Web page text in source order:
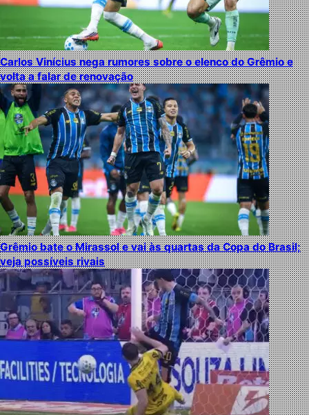
Carlos Vinícius nega rumores sobre o elenco do Grêmio e
volta a falar de renovação
Grêmio bate o Mirassol e vai às quartas da Copa do Brasil;
veja possíveis rivais